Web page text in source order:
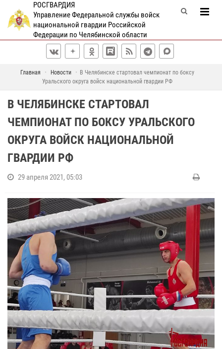
РОСГВАРДИЯ
Управление Федеральной службы войск
национальной гвардии Российской
Федерации по Челябинской области
Главная Новости
В Челябинске стартовал чемпионат по боксу
Уральского округа войск национальной гвардии РФ
В ЧЕЛЯБИНСКЕ СТАРТОВАЛ
ЧЕМПИОНАТ ПО БОКСУ УРАЛЬСКОГО
ОКРУГА ВОЙСК НАЦИОНАЛЬНОЙ
ГВАРДИИ РФ
29 апреля 2021, 05:03